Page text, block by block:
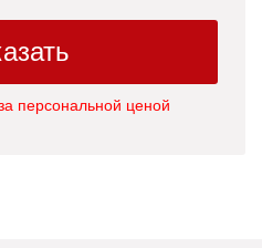
персональной ценой